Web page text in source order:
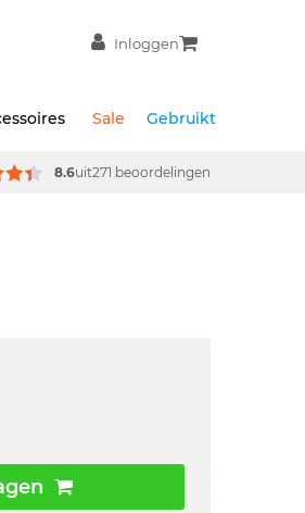
Inloggen
Sale Gebruikt
8.6uit271 beoordelingen